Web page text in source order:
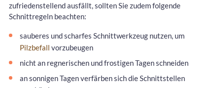
zufriedenstellend ausfällt, sollten Sie zudem folgende
Schnittregeln beachten:
sauberes und scharfes Schnittwerkzeug nutzen, um
Pilzbefall vorzubeugen
nicht an regnerischen und frostigen Tagen schneiden
an sonnigen Tagen verfärben sich die Schnittstellen